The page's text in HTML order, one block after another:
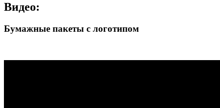
Видео:
Бумажные пакеты с логотипом